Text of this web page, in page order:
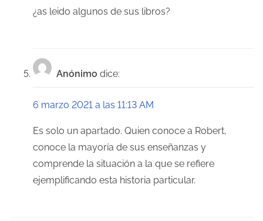
¿as leido algunos de sus libros?
Anónimo dice:
6 marzo 2021 a las 11:13 AM
Es solo un apartado. Quien conoce a Robert,
conoce la mayoría de sus enseñanzas y
comprende la situación a la que se refiere
ejemplificando esta historia particular.